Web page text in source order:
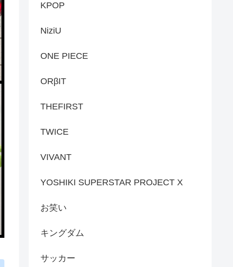
KPOP
NiziU
ONE PIECE
ORβIT
THEFIRST
TWICE
VIVANT
YOSHIKI SUPERSTAR PROJECT X
お笑い
キングダム
サッカー